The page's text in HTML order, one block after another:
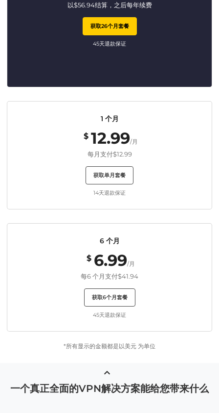
1 个月
$ 12.99/月
每月支付$12.99
获取单月套餐
14天退款保证
以$56.94结算，之后每年续费
获取26个月套餐
45天退款保证
6 个月
$ 6.99/月
每6 个月支付$41.94
获取6个月套餐
45天退款保证
*所有显示的金额都是以美元 为单位
一个真正全面的VPN解决方案能给您带来什么